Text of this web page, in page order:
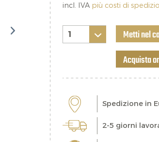
incl. IVA più costi di
Metti nel
Acquista
Spedizione in
2-5 giorni